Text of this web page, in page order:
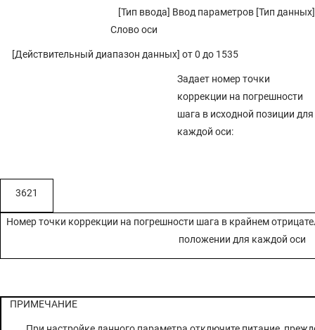
[Тип ввода] Ввод параметров [Тип данных]
Слово оси
[Действительный диапазон данных] от 0 до 1535
Задает номер точки
коррекции на погрешности
шага в исходной позиции для
каждой оси:
3621
Номер точки коррекции на погрешности шага в крайнем
положении для каждой оси
ПРИМЕЧАНИЕ